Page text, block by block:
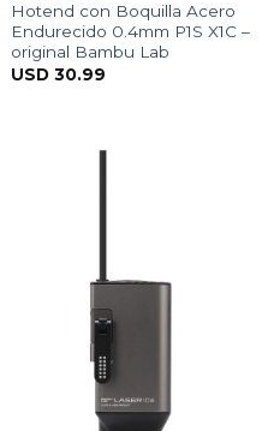
Hotend con Boquilla Acero
Endurecido 0.4mm P1S X1C –
original Bambu Lab
USD 30.99